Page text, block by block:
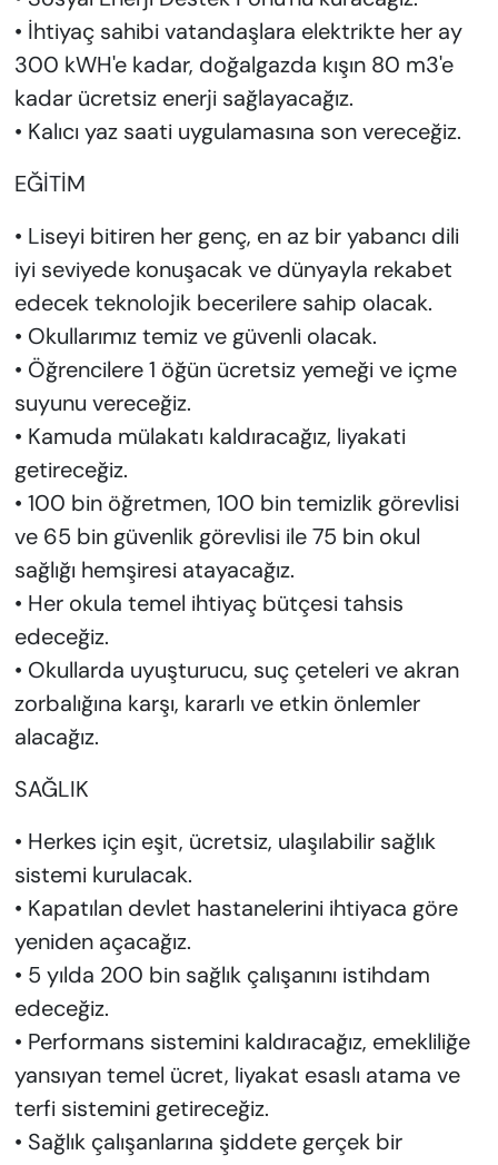
• İhtiyaç sahibi vatandaşlara elektrikte her ay
300 kWH'e kadar, doğalgazda kışın 80 m3'e
kadar ücretsiz enerji sağlayacağız.
• Kalıcı yaz saati uygulamasına son vereceğiz.
EĞİTİM
• Liseyi bitiren her genç, en az bir yabancı dili
iyi seviyede konuşacak ve dünyayla rekabet
edecek teknolojik becerilere sahip olacak.
• Okullarımız temiz ve güvenli olacak.
• Öğrencilere 1 öğün ücretsiz yemeği ve içme
suyunu vereceğiz.
• Kamuda mülakatı kaldıracağız, liyakati
getireceğiz.
• 100 bin öğretmen, 100 bin temizlik görevlisi
ve 65 bin güvenlik görevlisi ile 75 bin okul
sağlığı hemşiresi atayacağız.
• Her okula temel ihtiyaç bütçesi tahsis
edeceğiz.
• Okullarda uyuşturucu, suç çeteleri ve akran
zorbalığına karşı, kararlı ve etkin önlemler
alacağız.
SAĞLIK
• Herkes için eşit, ücretsiz, ulaşılabilir sağlık
sistemi kurulacak.
• Kapatılan devlet hastanelerini ihtiyaca göre
yeniden açacağız.
• 5 yılda 200 bin sağlık çalışanını istihdam
edeceğiz.
• Performans sistemini kaldıracağız, emekliliğe
yansıyan temel ücret, liyakat esaslı atama ve
terfi sistemini getireceğiz.
• Sağlık çalışanlarına şiddete gerçek bir